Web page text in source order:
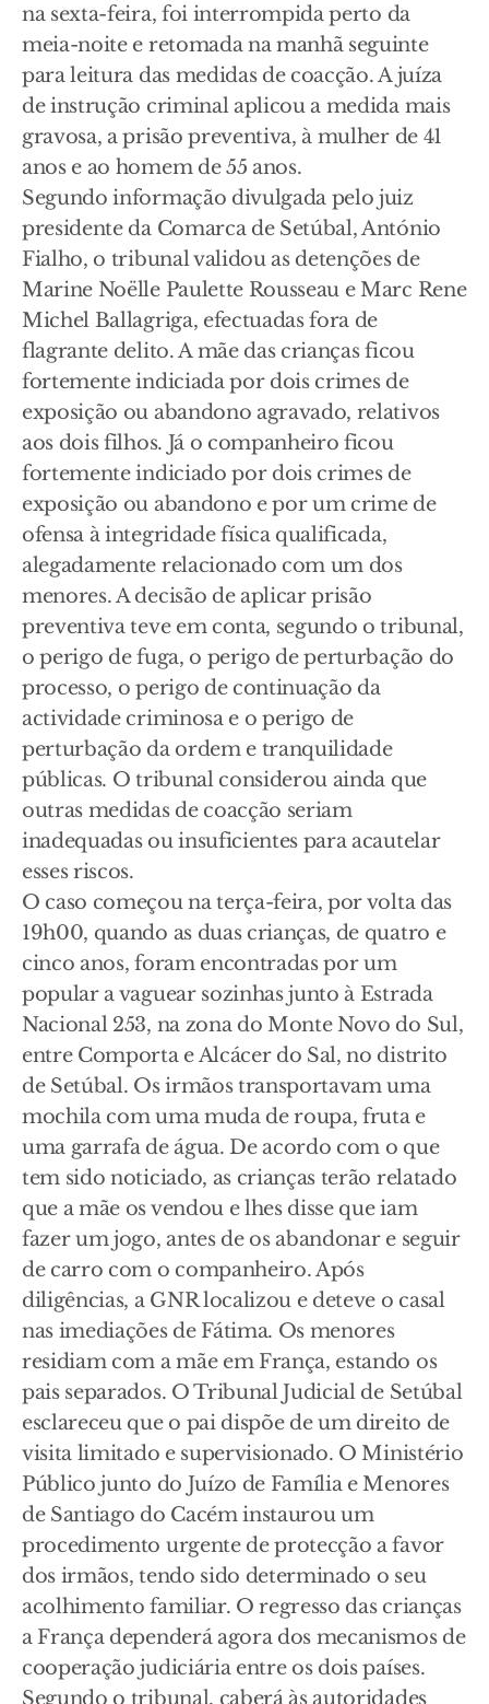
na sexta-feira, foi interrompida perto da
meia-noite e retomada na manhã seguinte
para leitura das medidas de coacção. A juíza
de instrução criminal aplicou a medida mais
gravosa, a prisão preventiva, à mulher de 41
anos e ao homem de 55 anos.
Segundo informação divulgada pelo juiz
presidente da Comarca de Setúbal, António
Fialho, o tribunal validou as detenções de
Marine Noëlle Paulette Rousseau e Marc Rene
Michel Ballagriga, efectuadas fora de
flagrante delito. A mãe das crianças ficou
fortemente indiciada por dois crimes de
exposição ou abandono agravado, relativos
aos dois filhos. Já o companheiro ficou
fortemente indiciado por dois crimes de
exposição ou abandono e por um crime de
ofensa à integridade física qualificada,
alegadamente relacionado com um dos
menores. A decisão de aplicar prisão
preventiva teve em conta, segundo o tribunal,
o perigo de fuga, o perigo de perturbação do
processo, o perigo de continuação da
actividade criminosa e o perigo de
perturbação da ordem e tranquilidade
públicas. O tribunal considerou ainda que
outras medidas de coacção seriam
inadequadas ou insuficientes para acautelar
esses riscos.
O caso começou na terça-feira, por volta das
19h00, quando as duas crianças, de quatro e
cinco anos, foram encontradas por um
popular a vaguear sozinhas junto à Estrada
Nacional 253, na zona do Monte Novo do Sul,
entre Comporta e Alcácer do Sal, no distrito
de Setúbal. Os irmãos transportavam uma
mochila com uma muda de roupa, fruta e
uma garrafa de água. De acordo com o que
tem sido noticiado, as crianças terão relatado
que a mãe os vendou e lhes disse que iam
fazer um jogo, antes de os abandonar e seguir
de carro com o companheiro. Após
diligências, a GNR localizou e deteve o casal
nas imediações de Fátima. Os menores
residiam com a mãe em França, estando os
pais separados. O Tribunal Judicial de Setúbal
esclareceu que o pai dispõe de um direito de
visita limitado e supervisionado. O Ministério
Público junto do Juízo de Família e Menores
de Santiago do Cacém instaurou um
procedimento urgente de protecção a favor
dos irmãos, tendo sido determinado o seu
acolhimento familiar. O regresso das crianças
a França dependerá agora dos mecanismos de
cooperação judiciária entre os dois países.
Segundo o tribunal, caberá às autoridades